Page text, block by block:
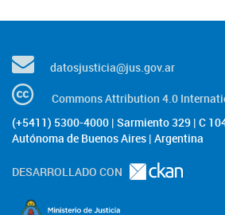
datosjusticia@jus.gov.ar
Commons Attribution 4.0
(+5411) 5300-4000 | Sarmiento 329 | C
Autónoma de Buenos Aires | Argentina
DESARROLLADO CON